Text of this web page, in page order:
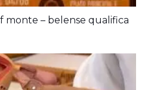
monte – belense qualifica